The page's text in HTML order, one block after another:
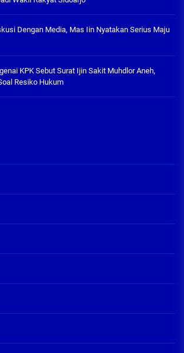
Dengan Media, Mas Iin Nyatakan Serius Maju
KPK Sebut Surat Ijin Sakit Muhdlor Aneh,
Resiko Hukum